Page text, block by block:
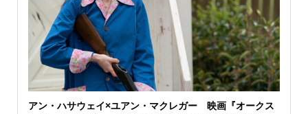
アン・ハサウェイ×ユアン・マクレガー 映画『オークス